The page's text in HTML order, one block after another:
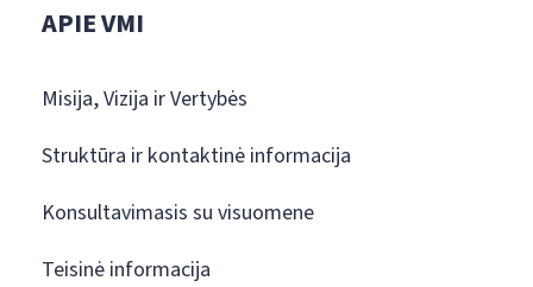
APIE VMI
Misija, Vizija ir Vertybės
Struktūra ir kontaktinė informacija
Konsultavimasis su visuomene
Teisinė informacija